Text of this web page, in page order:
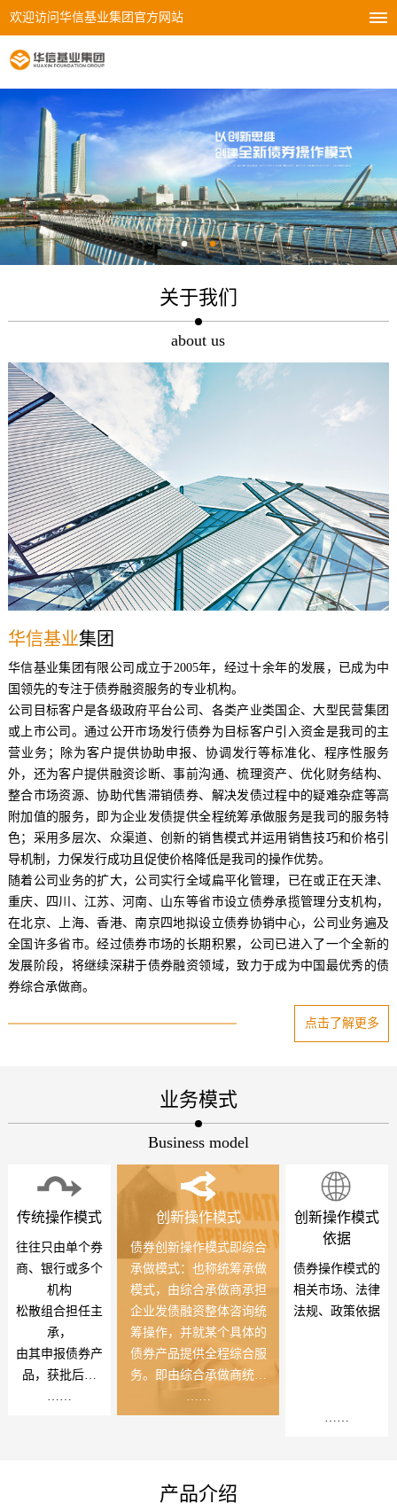
欢迎访问华信基业集团官方网站
关于我们
about us
华信基业集团
华信基业集团有限公司成立于2005年，经过十余年的发展，已成为中
国领先的专注于债券融资服务的专业机构。
公司目标客户是各级政府平台公司、各类产业类国企、大型民营集团
或上市公司。通过公开市场发行债券为目标客户引入资金是我司的主
营业务；除为客户提供协助申报、协调发行等标准化、程序性服务
外，还为客户提供融资诊断、事前沟通、梳理资产、优化财务结构、
整合市场资源、协助代售滞销债券、解决发债过程中的疑难杂症等高
附加值的服务，即为企业发债提供全程统筹承做服务是我司的服务特
色；采用多层次、众渠道、创新的销售模式并运用销售技巧和价格引
导机制，力保发行成功且促使价格降低是我司的操作优势。
随着公司业务的扩大，公司实行全域扁平化管理，已在或正在天津、
重庆、四川、江苏、河南、山东等省市设立债券承揽管理分支机构，
在北京、上海、香港、南京四地拟设立债券协销中心，公司业务遍及
全国许多省市。经过债券市场的长期积累，公司已进入了一个全新的
发展阶段，将继续深耕于债券融资领域，致力于成为中国最优秀的债
券综合承做商。
点击了解更多
业务模式
Business model
传统操作模式
往往只由单个券
商、银行或多个
机构
松散组合担任主
承，
由其申报债券产
品，获批后，
靠其在市场上随
……
创新操作模式
债券创新操作模式即综合
承做模式：也称统筹承做
模式，由综合承做商承担
企业发债融资整体咨询统
筹操作，并就某个具体的
债券产品提供全程综合服
务。即由综合承做商统筹
组织、协调券商、银行、
可研、评级、审计、律所
效果整体把握、对发债总
体成本动态控制。综合承
……
创新操作模式
依据
债券操作模式的
相关市场、法律
法规、政策依据
……
产品介绍